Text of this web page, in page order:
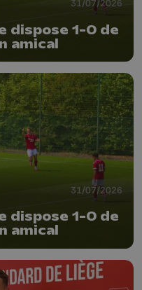
31/07/2026
dispose 1-0 de
amical
31/07/2026
dispose 1-0 de
amical